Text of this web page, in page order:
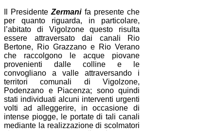
Il PresidenteZermanifa presente che
per quanto riguarda, in particolare,
l’abitato di Vigolzone questo risulta
essere attraversato dai canali Rio
Bertone, Rio Grazzano e Rio Verano
che raccolgono le acque piovane
provenienti dalle colline e le
convogliano a valle attraversando i
territori comunali di Vigolzone,
Podenzano e Piacenza; sono quindi
stati individuati alcuni interventi urgenti
volti ad alleggerire, in occasione di
intense piogge, le portate di tali canali
mediante la realizzazione di scolmatori